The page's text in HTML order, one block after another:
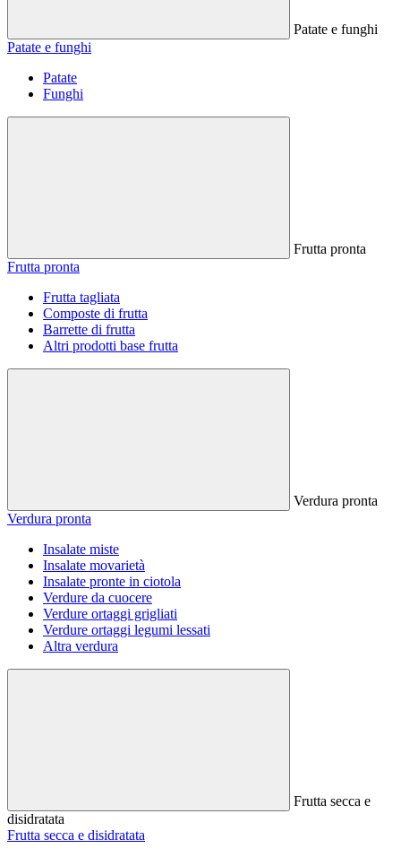
Patate e funghi
Patate e funghi
Patate
Funghi
Frutta pronta
Frutta pronta
Frutta tagliata
Composte di frutta
Barrette di frutta
Altri prodotti base frutta
Verdura pronta
Verdura pronta
Insalate miste
Insalate movarietà
Insalate pronte in ciotola
Verdure da cuocere
Verdure ortaggi grigliati
Verdure ortaggi legumi lessati
Altra verdura
Frutta secca e
disidratata
Frutta secca e disidratata